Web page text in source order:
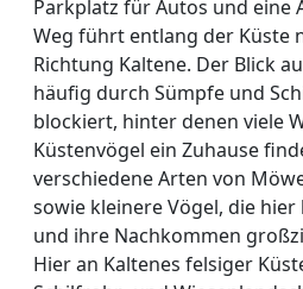
Parkplatz für Autos und eine
Weg führt entlang der Küste
Richtung Kaltene. Der Blick
häufig durch Sümpfe und
blockiert, hinter denen viele
Küstenvögel ein Zuhause
verschiedene Arten von
sowie kleinere Vögel, die
und ihre Nachkommen
Hier an Kaltenes felsiger